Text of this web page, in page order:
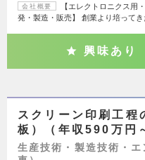
会社概要
【エレクトロニクス用
発・製造・販売】 創業より培って
興味あり
スクリーン印刷工程
板）（年収590万円
生産技術・製造技術・